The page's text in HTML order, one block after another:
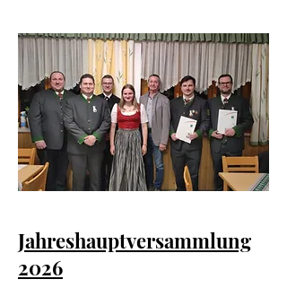
Jahreshauptversammlung
2026